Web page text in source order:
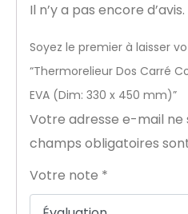
Il n’y a pas encore d’avis.
Soyez le premier à laisser
“Thermorelieur Dos Carré
EVA (Dim: 330 x 450 mm)”
Votre adresse e-mail ne
champs obligatoires
Votre note *